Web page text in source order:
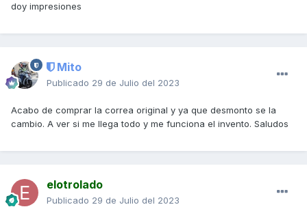
doy impresiones
Mito
Publicado 29 de Julio del 2023
Acabo de comprar la correa original y ya que desmonto se la
cambio. A ver si me llega todo y me funciona el invento. Saludos
elotrolado
Publicado 29 de Julio del 2023